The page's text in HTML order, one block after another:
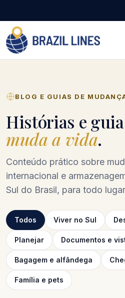
BLOG E GUIAS DE
Histórias e
muda a vida.
Conteúdo prático sobre
internacional e
Sul do Brasil, para todo
Todos Viver no Sul
Planejar Documentos e
Bagagem e alfândega
Família e pets